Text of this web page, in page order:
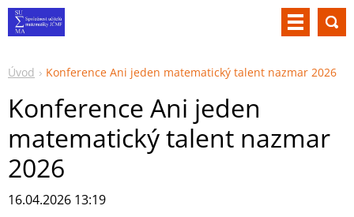
Úvod Konference Ani jeden matematický talent nazmar 2026
Konference Ani jeden
matematický talent nazmar
2026
16.04.2026 13:19